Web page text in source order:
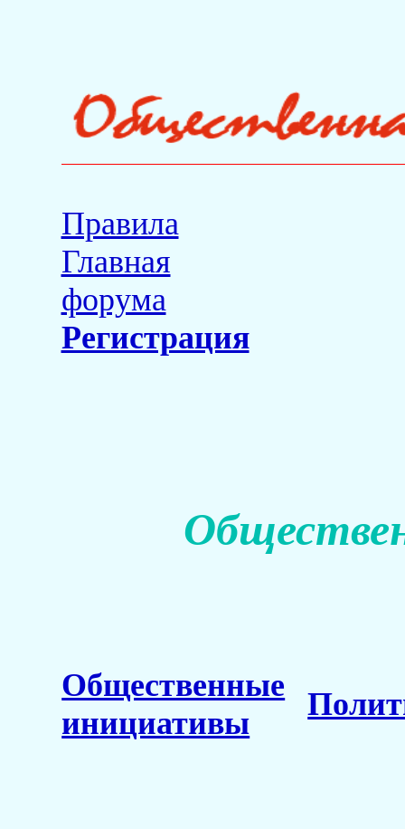
Правила
Главная
форума
Регистрация
Общественные
инициативы